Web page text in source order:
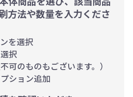
方法や数量を入力くださ
を選択
択
可のものもございます。）
ション追加